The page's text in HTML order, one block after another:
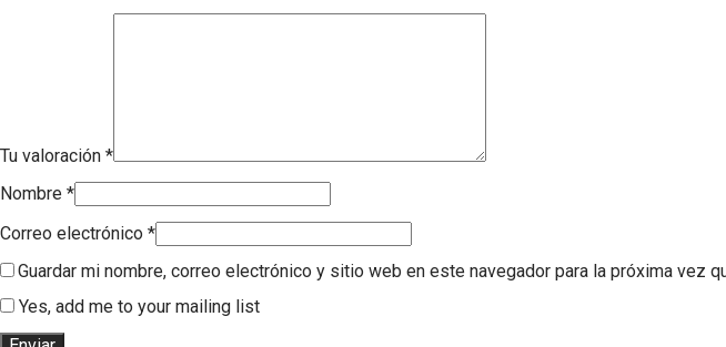
Tu valoración *
Nombre *
Correo electrónico *
Guardar mi nombre, correo electrónico y sitio web en este navegador para la próxima vez
Yes, add me to your mailing list